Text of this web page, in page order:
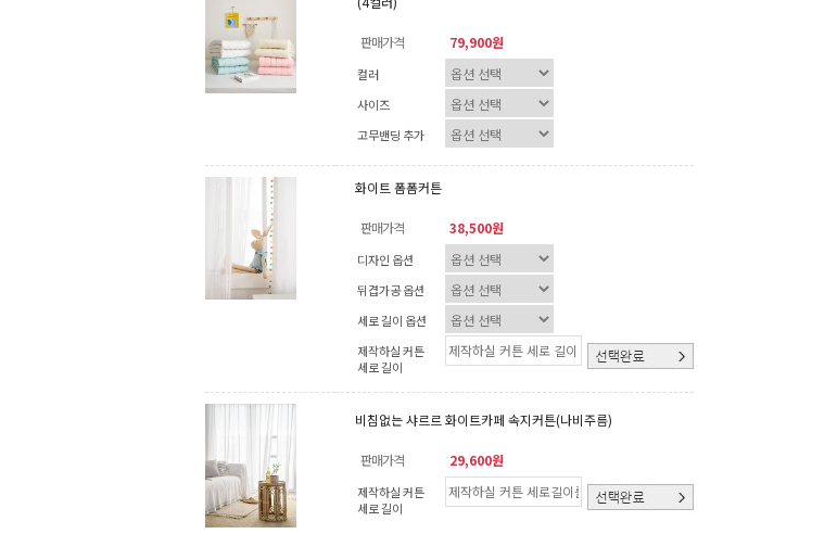
판매가격 79,900원
컬러
사이즈
고무밴딩 추가
화이트 폼폼커튼
판매가격 38,500원
디자인 옵션
뒤겹가공 옵션
세로 길이 옵션
제작하실 커튼
세로 길이
비침없는 샤르르 화이트카페 속지커튼(나비주름)
판매가격 29,600원
제작하실 커튼
세로 길이